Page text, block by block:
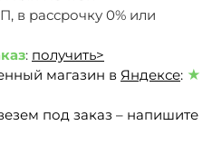
в рассрочку 0% или
: получить>
магазин в Яндексе: ★
под заказ – напишите